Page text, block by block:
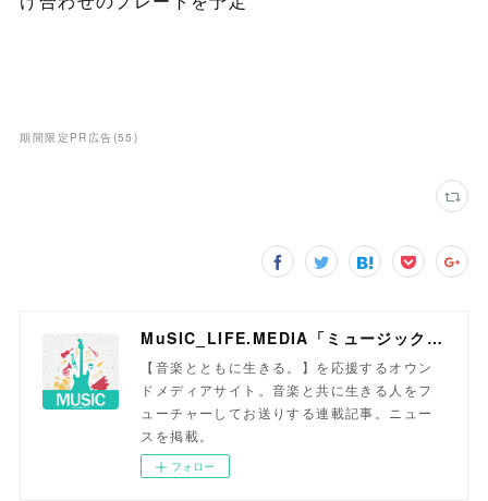
期間限定PR広告(55 )
MuSIC_LIFE.MEDIA「ミュージックライフメディア」
【音楽とともに生きる。】を応援するオウン
ドメディアサイト。音楽と共に生きる人をフ
ューチャーしてお送りする連載記事。ニュー
スを掲載。
フォロー